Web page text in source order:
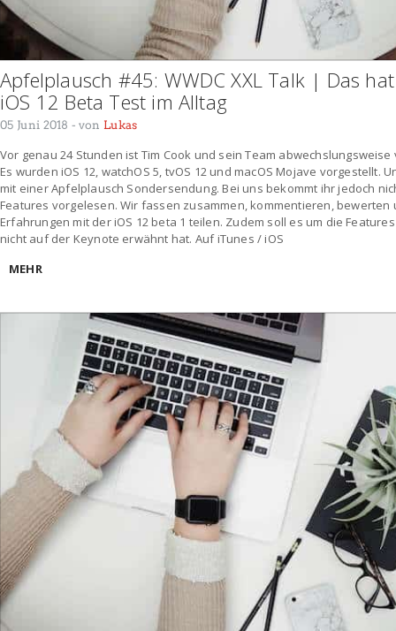
Apfelplausch #45: WWDC XXL Talk | Das
iOS 12 Beta Test im Alltag
05 Juni 2018 - von Lukas
Vor genau 24 Stunden ist Tim Cook und sein Team
Es wurden iOS 12, watchOS 5, tvOS 12 und macOS Mojave vorgestellt.
mit einer Apfelplausch Sondersendung. Bei uns bekommt ihr jedoch
Features vorgelesen. Wir fassen zusammen, kommentieren,
Erfahrungen mit der iOS 12 beta 1 teilen. Zudem soll es um die
nicht auf der Keynote erwähnt hat. Auf iTunes / iOS
MEHR